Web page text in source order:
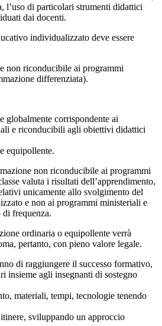
l’uso di particolari strumenti didattici
dai docenti.
individualizzato deve essere
non riconducibile ai programmi
differenziata).
globalmente corrispondente ai
e riconducibili agli obiettivi didattici
equipollente.
non riconducibile ai programmi
valuta i risultati dell’apprendimento,
unicamente allo svolgimento del
e non ai programmi ministeriali e
di frequenza.
ordinaria o equipollente verrà
pertanto, con pieno valore legale.
di raggiungere il successo formativo,
insieme agli insegnanti di sostegno
materiali, tempi, tecnologie tenendo
sviluppando un approccio